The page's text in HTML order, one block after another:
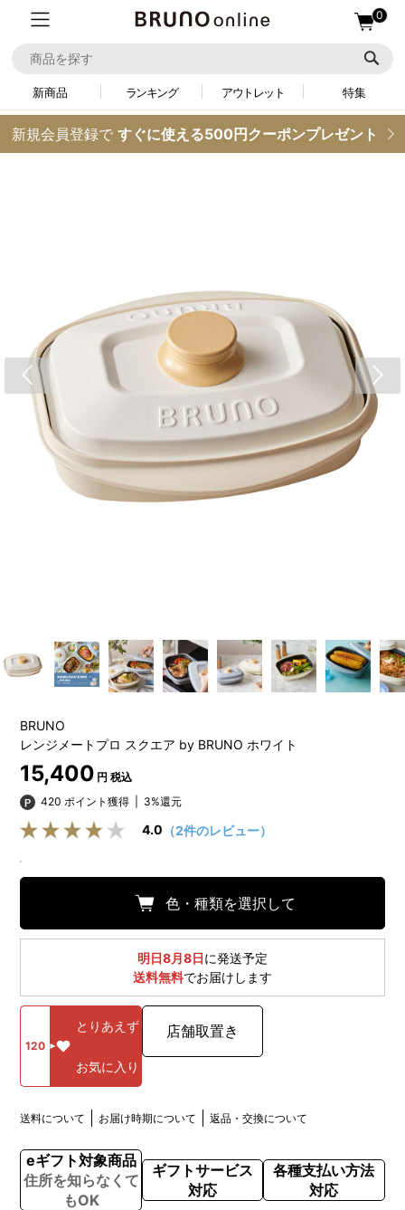
0
新商品 ランキング アウトレット 特集
新規会員登録で すぐに使える500円クーポンプレゼント
BRUNO
レンジメートプロ スクエア by BRUNO ホワイト
15,400 円 税込
420 ポイント獲得
3%還元
4.0 （2件のレビュー）
色・種類を選択して
明日8月8日に発送予定
送料無料でお届けします
120
とりあえず
お気に入り
店舗取置き
送料について お届け時期について 返品・交換について
eギフト対象商品
住所を知らなくて
もOK
ギフトサービス
対応
各種支払い方法
対応